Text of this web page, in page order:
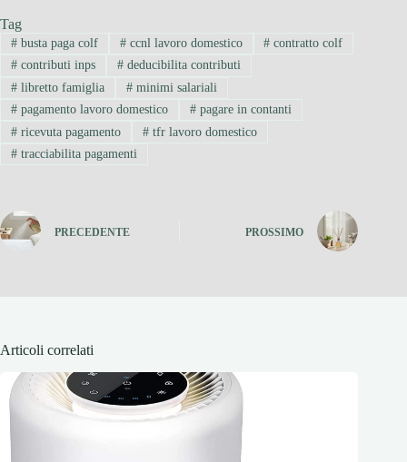
Tag
#busta paga colf #ccnl lavoro domestico # contratto colf
#contributi inps #deducibilita contributi
#libretto famiglia #minimi salariali
#pagamento lavoro domestico #pagare in contanti
#ricevuta pagamento #tfr lavoro domestico
#tracciabilita pagamenti
PRECEDENTE PROSSIMO
Articoli correlati